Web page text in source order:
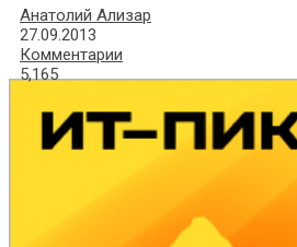
Анатолий Ализар
27.09.2013
Комментарии
5,165